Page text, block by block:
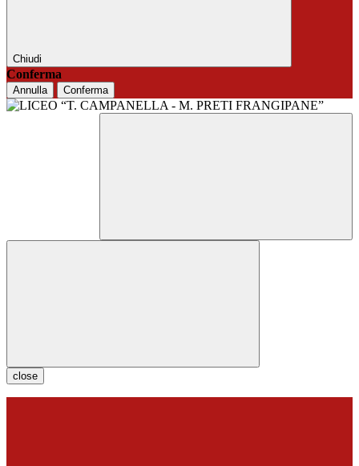
Chiudi
Conferma
Annulla Conferma
close